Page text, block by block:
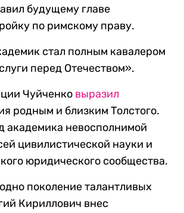
будущему главе
по римскому праву.
стал полным кавалером
перед Отечеством».
Чуйченко выразил
родным и близким Толстого.
академика невосполнимой
цивилистической науки и
юридического сообщества.
поколение талантливых
Кириллович внес